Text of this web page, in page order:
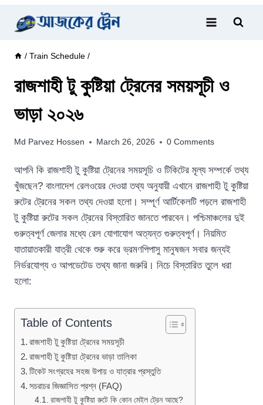
/ Train Schedule /
রাজশাহী টু কুষ্টিয়া ট্রেনের সময়সূচী ও
ভাড়া ২০২৬
Md Parvez Hossen March 26, 2026 0 Comments
আপনি কি রাজশাহী টু কুষ্টিয়া ট্রেনের সময়সূচি ও টিকিটের মূল্য সম্পর্কে তথ্য
খুঁজছেন? বাংলাদেশ রেলওয়ের দেওয়া তথ্য অনুযায়ী এখানে রাজশাহী টু কুষ্টিয়া
রুটের ট্রেনের সকল তথ্য দেওয়া হলো। সম্পূর্ণ আর্টিকেলটি পড়লে রাজশাহী
টু কুষ্টিয়া রুটের সকল ট্রেনের বিস্তারিত জানতে পারবেন। পশ্চিমাঞ্চলের দুই
গুরুত্বপূর্ণ জেলার মধ্যে রেল যোগাযোগ অত্যন্ত গুরুত্বপূর্ণ। নিয়মিত
যাতায়াতকারী যাত্রী থেকে শুরু করে ভ্রমণপিপাসু মানুষজন সবার জন্যই
নির্ভরযোগ্য ও আপডেটেড তথ্য জানা জরুরি। নিচে বিস্তারিত তুলে ধরা
হলো:
Table of Contents
রাজশাহী টু কুষ্টিয়া ট্রেনের সময়সূচী
রাজশাহী টু কুষ্টিয়া ট্রেনের ভাড়া তালিকা
টিকেট সংগ্রহের সহজ উপায় ও যাত্রার প্রস্তুতি
সচরাচর জিজ্ঞাসিত প্রশ্ন (FAQ)
রাজশাহী টু কুষ্টিয়া রুটে কি কোন মেইল ট্রেন আছে?